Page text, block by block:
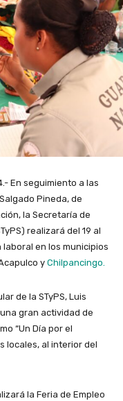
En seguimiento a las
Pineda, de
la Secretaría de
realizará del 19 al
en los municipios
y Chilpancingo.
de la STyPS, Luis
gran actividad de
“Un Día por el
locales, al interior del
la Feria de Empleo